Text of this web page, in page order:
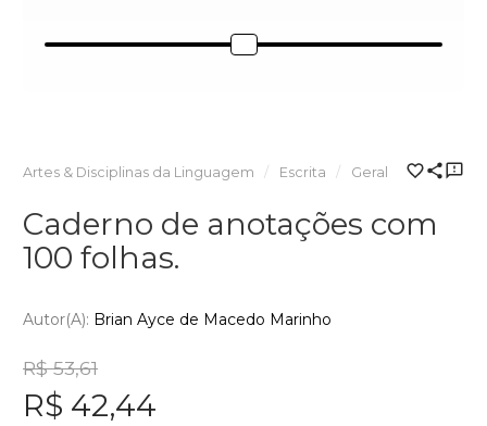
Artes & Disciplinas da Linguagem Escrita Geral
Caderno de anotações com
100 folhas.
Autor(a): Brian Ayce de Macedo Marinho
R$ 53,61
R$ 42,44